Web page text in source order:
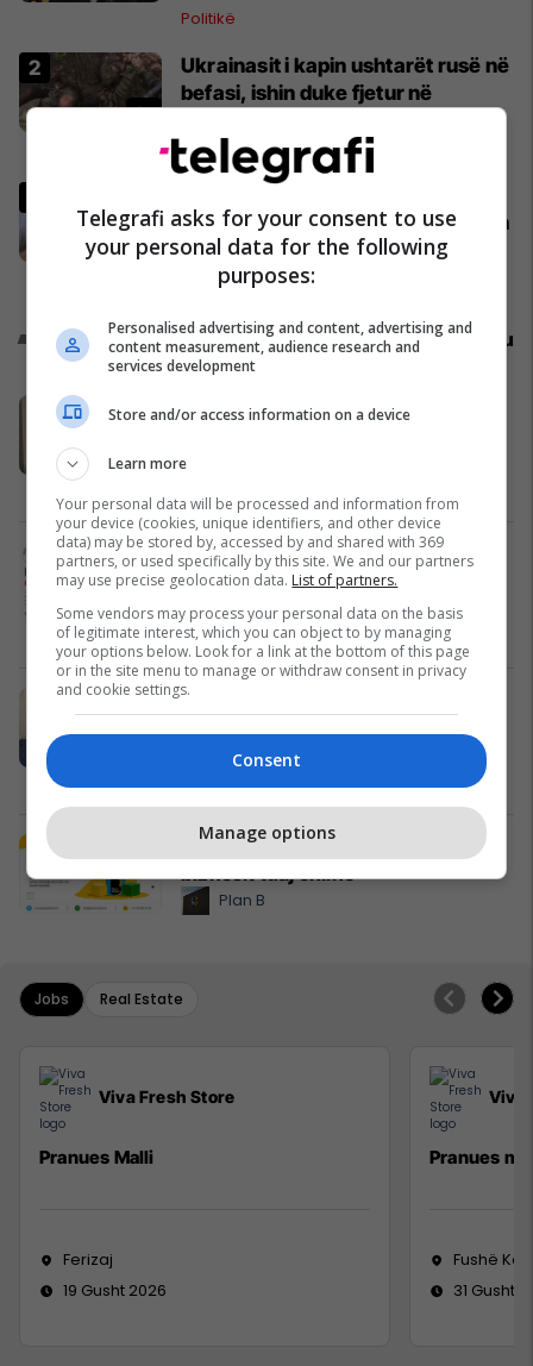
Politikë
Ukrainasit i kapin ushtarët rusë në
befasi, ishin duke fjetur në
Evropa
Abdixhiku, diskutime për formimin
e institucioneve
Politikë
Promo Reklamo këtu
Banesë 98.96m² në shitje në
qendrës #16060
Alba Health bashkon profesionistët
e kujdesit në një rrjet të përbashkët
në Zvicër
Alba Health
Nga UBT në skenën botërore të
Jugut
Plan B Creative rrit ndikimin e
biznesit tuaj online
Plan B
Jobs Real Estate
Viva Fresh Store
Pranues Malli
Ferizaj
19 Gusht 2026
Viva
Pranues
Fushë
31 Gusht
Telegrafi asks for your consent to use
your personal data for the following
purposes:
Personalised advertising and content, advertising and
content measurement, audience research and
services development
Store and/or access information on a device
Learn more
Your personal data will be processed and information from
your device (cookies, unique identifiers, and other device
data) may be stored by, accessed by and shared with 369
partners, or used specifically by this site. We and our partners
may use precise geolocation data. List of partners.
Some vendors may process your personal data on the basis
of legitimate interest, which you can object to by managing
your options below. Look for a link at the bottom of this page
or in the site menu to manage or withdraw consent in privacy
and cookie settings.
Consent
Manage options